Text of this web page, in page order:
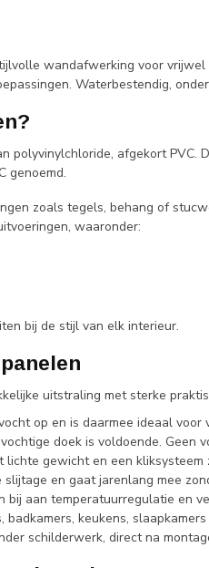
wandafwerking voor
Waterbestendig,
polyvinylchloride, afgekort
genoemd.
zoals tegels, behang of
waaronder:
bij de stijl van elk interieur.
uitstraling met sterke
op en is daarmee ideaal
doek is voldoende. Geen
lichte gewicht en een
en gaat jarenlang mee
bij aan temperatuurregulatie en
keukens,
schilderwerk, direct na